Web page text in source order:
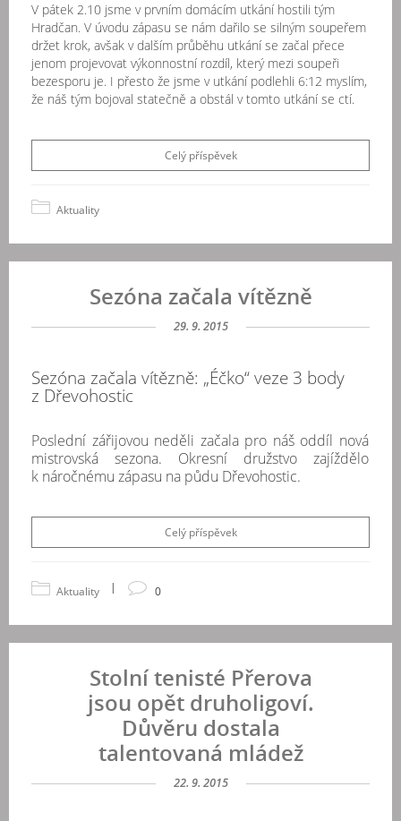
V pátek 2.10 jsme v prvním domácím utkání hostili tým
Hradčan. V úvodu zápasu se nám dařilo se silným soupeřem
držet krok, avšak v dalším průběhu utkání se začal přece
jenom projevovat výkonnostní rozdíl, který mezi soupeři
bezesporu je. I přesto že jsme v utkání podlehli 6:12 myslím,
že náš tým bojoval statečně a obstál v tomto utkání se ctí.
Celý příspěvek
Aktuality
Sezóna začala vítězně
29. 9. 2015
Sezóna začala vítězně: „Éčko“ veze 3 body
z Dřevohostic
Poslední zářijovou neděli začala pro náš oddíl nová
mistrovská sezona. Okresní družstvo zajíždělo
k náročnému zápasu na půdu Dřevohostic.
Celý příspěvek
Aktuality | 0
Stolní tenisté Přerova
jsou opět druholigoví.
Důvěru dostala
talentovaná mládež
22. 9. 2015